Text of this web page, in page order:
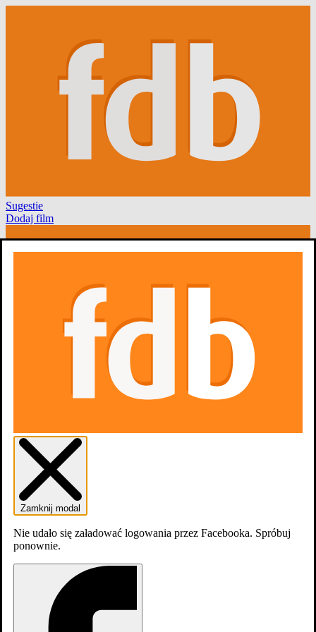
Sugestie
Dodaj film
Zaloguj sięZałóź konto
Zamknij modal
Nie udało się załadować logowania przez Facebooka. Spróbuj
ponownie.